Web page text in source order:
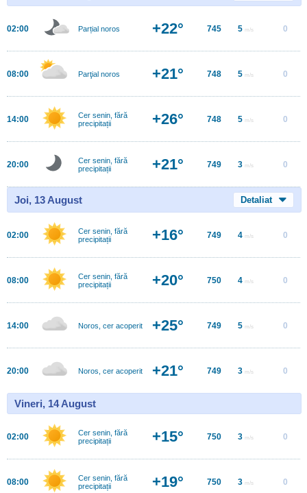
02:00 Parțial noros +22° 745 5 m/s 0
08:00 Parţial noros +21° 748 5 m/s 0
14:00
Cer senin, fără
precipitații
+26° 748 5 m/s 0
20:00
Cer senin, fără
precipitații
+21° 749 3 m/s 0
Joi, 13 August Detaliat
02:00
Cer senin, fără
precipitații
+16° 749 4 m/s 0
08:00
Cer senin, fără
precipitații
+20° 750 4 m/s 0
14:00 Noros, cer acoperit +25° 749 5 m/s 0
20:00 Noros, cer acoperit +21° 749 3 m/s 0
Vineri, 14 August
02:00
Cer senin, fără
precipitații
+15° 750 3 m/s 0
08:00
Cer senin, fără
precipitații
+19° 750 3 m/s 0